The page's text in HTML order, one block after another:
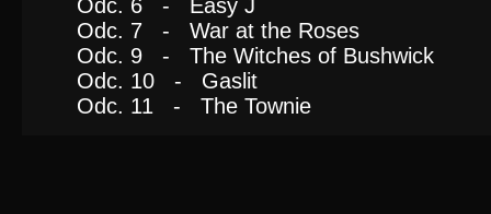
Odc. 6 - Easy J
Odc. 7 - War at the Roses
Odc. 9 - The Witches of Bushwick
Odc. 10 - Gaslit
Odc. 11 - The Townie